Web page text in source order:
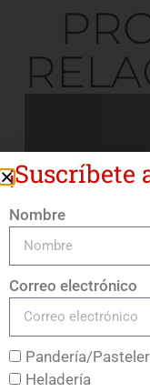
Nombre
Correo electrónico
Pandería/
Heladería